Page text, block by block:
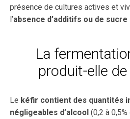
présence de cultures actives et
l’absence d’additifs ou de sucre
La
produit-elle de
Le kéfir contient des quantités
négligeables d’alcool (0,2 à